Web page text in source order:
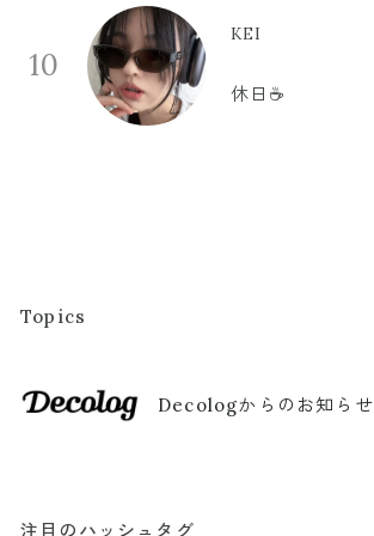
10
KEI
休日☕️
Topics
Decologからのお知らせ
注目のハッシュタグ